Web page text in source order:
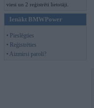
viesi un 2 reģistrēti lietotāji.
Ienākt BMWPower
• Pieslēgties
• Reģistrēties
• Aizmirsi paroli?